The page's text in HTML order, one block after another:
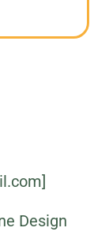
za
Design